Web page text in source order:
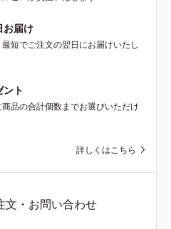
お届け
短でご注文の翌日にお届けいたし
ント
品の合計個数までお選びいただけ
詳しくはこちら
文・お問い合わせ